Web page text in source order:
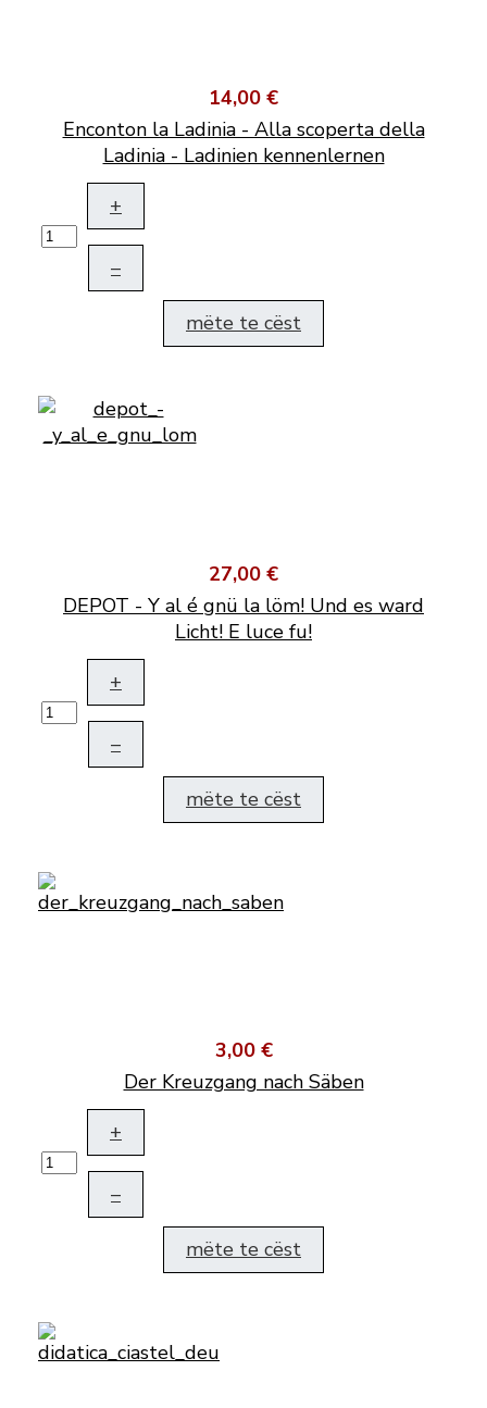
14,00 €
Enconton la Ladinia - Alla scoperta della
Ladinia - Ladinien kennenlernen
+
–
mëte te cëst
27,00 €
DEPOT - Y al é gnü la löm! Und es ward
Licht! E luce fu!
+
–
mëte te cëst
3,00 €
Der Kreuzgang nach Säben
+
–
mëte te cëst